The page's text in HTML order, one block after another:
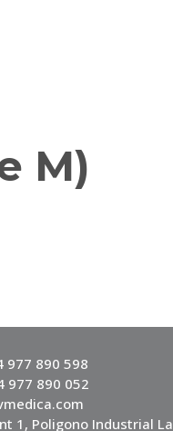
M)
977 890 598
977 890 052
1, Poligono Industrial La